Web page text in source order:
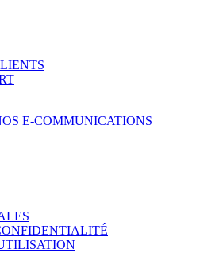
E-COMMUNICATIONS